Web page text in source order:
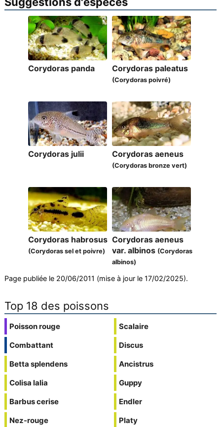
Corydoras panda Corydoras paleatus
(Corydoras poivré)
Corydoras julii Corydoras aeneus
(Corydoras bronze vert)
Corydoras habrosus
(Corydoras sel et poivre)
Corydoras aeneus
var. albinos (Corydoras
albinos)
Page publiée le 20/06/2011 (mise à jour le 17/02/2025).
Top 18 des poissons
Poisson rouge
Combattant
Betta splendens
Colisa lalia
Barbus cerise
Nez-rouge
Scalaire
Discus
Ancistrus
Guppy
Endler
Platy